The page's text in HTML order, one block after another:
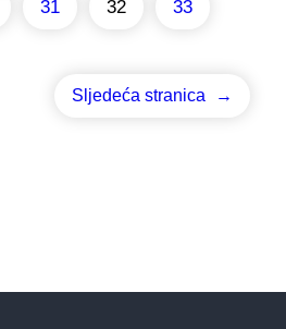
31 32 33
Sljedeća stranica →